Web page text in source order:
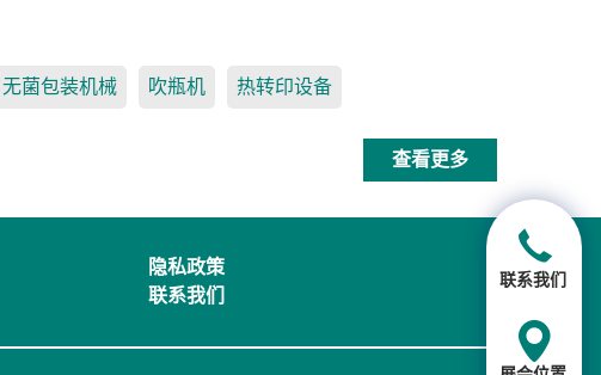
无菌包装机械 吹瓶机 热转印设备
查看更多
隐私政策
联系我们
联系我们